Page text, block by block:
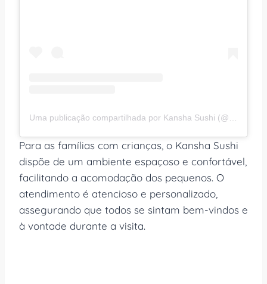
Para as famílias com crianças, o Kansha Sushi
dispõe de um ambiente espaçoso e confortável,
facilitando a acomodação dos pequenos. O
atendimento é atencioso e personalizado,
assegurando que todos se sintam bem-vindos e
à vontade durante a visita.